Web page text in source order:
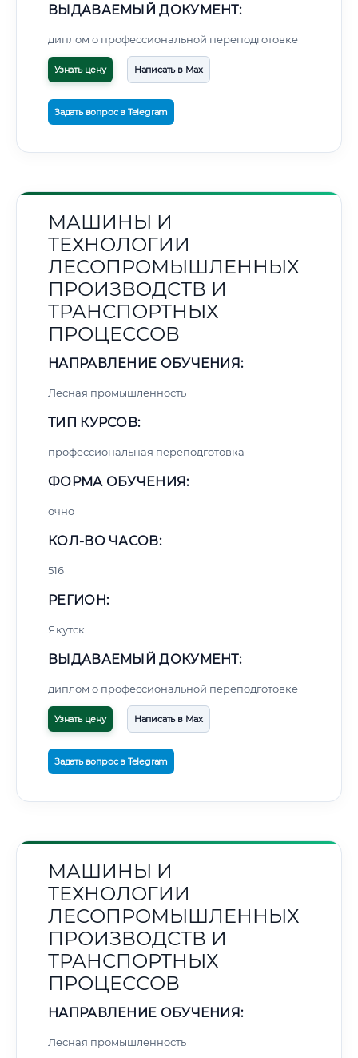
ВЫДАВАЕМЫЙ ДОКУМЕНТ:
диплом о профессиональной переподготовке
Узнать цену Написать в Max
Задать вопрос в Telegram
МАШИНЫ И
ТЕХНОЛОГИИ
ЛЕСОПРОМЫШЛЕННЫХ
ПРОИЗВОДСТВ И
ТРАНСПОРТНЫХ
ПРОЦЕССОВ
НАПРАВЛЕНИЕ ОБУЧЕНИЯ:
Лесная промышленность
ТИП КУРСОВ:
профессиональная переподготовка
ФОРМА ОБУЧЕНИЯ:
очно
КОЛ-ВО ЧАСОВ:
516
РЕГИОН:
Якутск
ВЫДАВАЕМЫЙ ДОКУМЕНТ:
диплом о профессиональной переподготовке
Узнать цену Написать в Max
Задать вопрос в Telegram
МАШИНЫ И
ТЕХНОЛОГИИ
ЛЕСОПРОМЫШЛЕННЫХ
ПРОИЗВОДСТВ И
ТРАНСПОРТНЫХ
ПРОЦЕССОВ
НАПРАВЛЕНИЕ ОБУЧЕНИЯ:
Лесная промышленность